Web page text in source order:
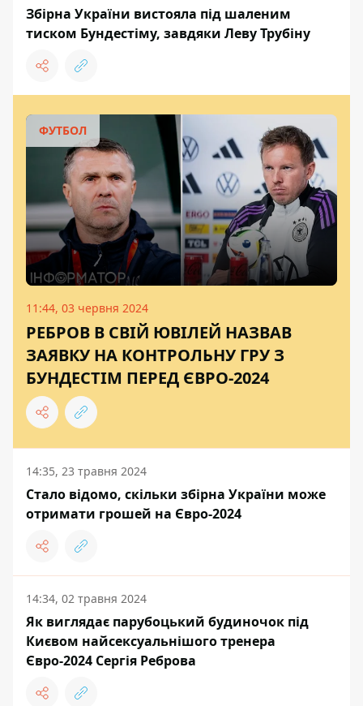
Збірна України вистояла під шаленим
тиском Бундестіму, завдяки Леву Трубіну
ФУТБОЛ
11:44, 03 червня 2024
РЕБРОВ В СВІЙ ЮВІЛЕЙ НАЗВАВ
ЗАЯВКУ НА КОНТРОЛЬНУ ГРУ З
БУНДЕСТІМ ПЕРЕД ЄВРО-2024
14:35, 23 травня 2024
Стало відомо, скільки збірна України може
отримати грошей на Євро-2024
14:34, 02 травня 2024
Як виглядає парубоцький будиночок під
Києвом найсексуальнішого тренера
Євро-2024 Сергія Реброва